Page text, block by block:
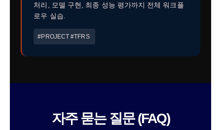
처리, 모델 구현, 최종 성능 평가까지 전체 워크플
로우 실습.
#PROJECT #TFRS
자주 묻는 질문 (FAQ)